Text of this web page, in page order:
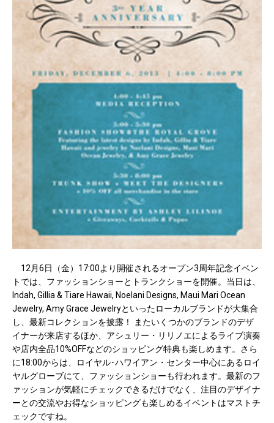
12月6日（金）17:00より開催されるオープン3周年記念イベン
トでは、ファッションショーとトランクショーを開催。当日は、
Indah, Gillia & Tiare Hawaii, Noelani Designs, Maui Mari Ocean
Jewelry, Amy Grace Jewelryといったローカルブランドが大集合
し、最新コレクションを披露！ またいくつかのブランドのデザ
イナーが来店するほか、アシュリー・リリノエによるライブ演奏
や店内全品10%OFFなどのショッピング特典も楽しめます。さら
に18:00からは、ロイヤル･ハワイアン・センター中心にあるロイ
ヤルグローブにて、ファッションショーも行われます。最新のフ
ァッションが気軽にチェックできるだけでなく、注目のデザイナ
ーとの交流やお得なショッピングも楽しめるイベントはマストチ
ェックですね。